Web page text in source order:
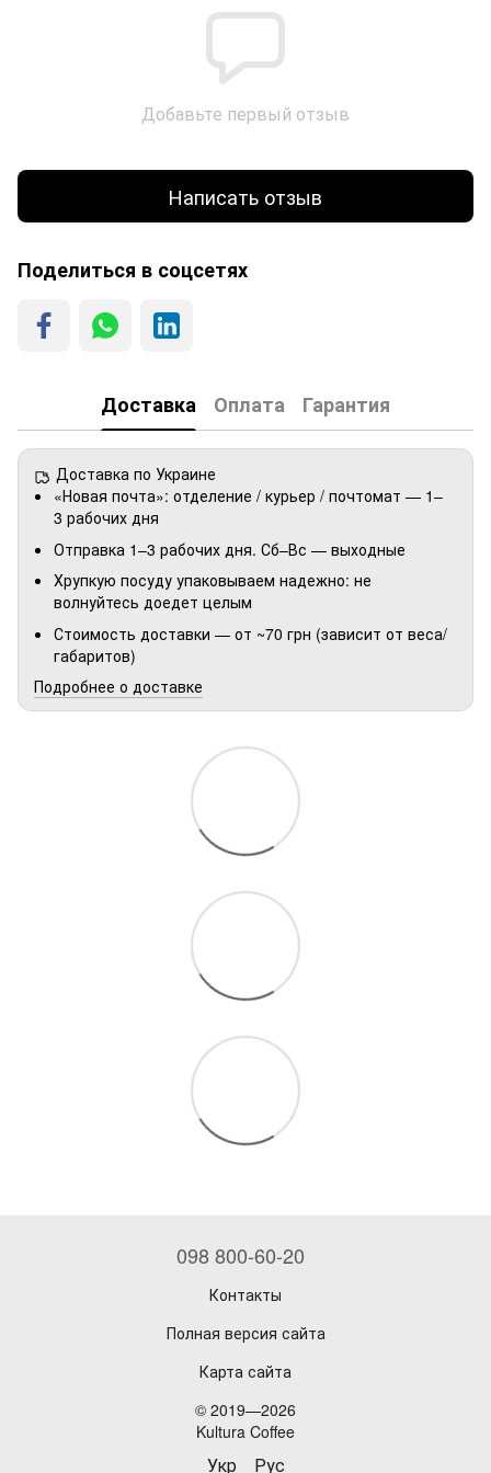
Добавьте первый отзыв
Написать отзыв
Поделиться в соцсетях
Доставка Оплата Гарантия
Доставка по Украине
«Новая почта»: отделение / курьер / почтомат — 1–
3 рабочих дня
Отправка 1–3 рабочих дня. Сб–Вс — выходные
Хрупкую посуду упаковываем надежно: не
волнуйтесь доедет целым
Стоимость доставки — от ~70 грн (зависит от веса/
габаритов)
Подробнее о доставке
098 800-60-20
Контакты
Полная версия сайта
Карта сайта
© 2019—2026
Kultura Coffee
Укр Рус